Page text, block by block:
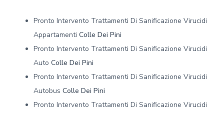
Pronto Intervento Trattamenti Di Sanificazione Virucidi
Appartamenti Colle Dei Pini
Pronto Intervento Trattamenti Di Sanificazione Virucidi
Auto Colle Dei Pini
Pronto Intervento Trattamenti Di Sanificazione Virucidi
Autobus Colle Dei Pini
Pronto Intervento Trattamenti Di Sanificazione Virucidi